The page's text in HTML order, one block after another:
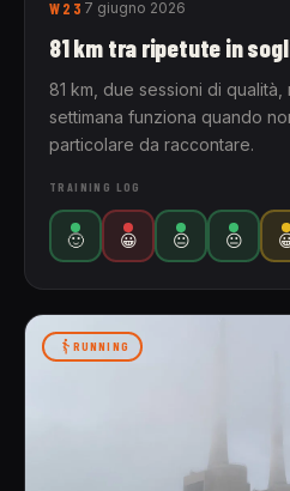
W23 7 giugno 2026
81 km tra ripetute in
81 km, due sessioni di qualità,
settimana funziona quando
particolare da raccontare.
TRAINING LOG
🙂 😀 😐 😐
RUNNING